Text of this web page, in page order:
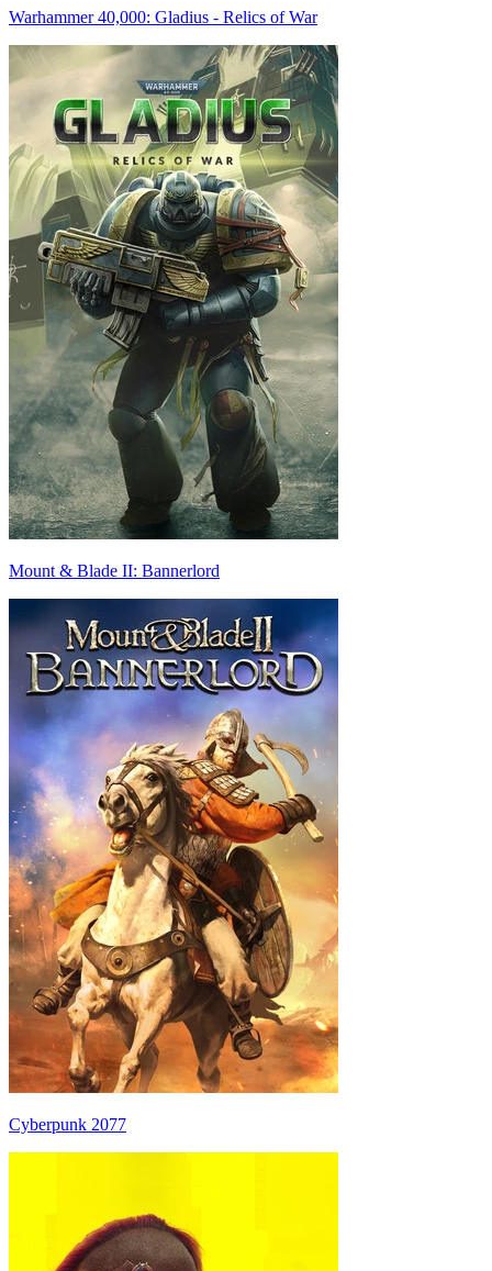
Warhammer 40,000: Gladius - Relics of War
Mount & Blade II: Bannerlord
Cyberpunk 2077